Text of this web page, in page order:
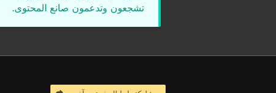
تشجعون وتدعمون صانع المحتوى.